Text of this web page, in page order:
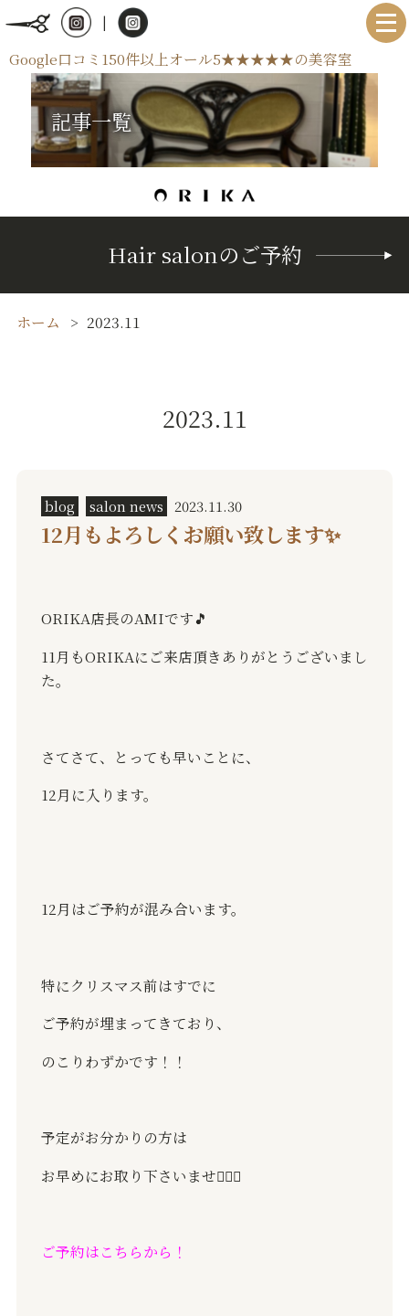
|
Google口コミ150件以上オール5★★★★★の美容室
記事一覧
Hair salonのご予約
ホーム 2023.11
2023.11
blog salon news 2023.11.30
12月もよろしくお願い致します✨
ORIKA店長のAMIです🎵
11月もORIKAにご来店頂きありがとうございまし
た。
さてさて、とっても早いことに、
12月に入ります。
12月はご予約が混み合います。
特にクリスマス前はすでに
ご予約が埋まってきており、
のこりわずかです！！
予定がお分かりの方は
お早めにお取り下さいませ🙇🏻‍♂️
ご予約はこちらから！